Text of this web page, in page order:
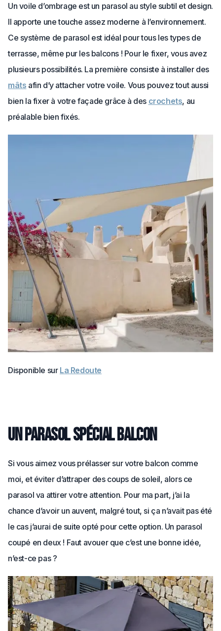
Un voile d’ombrage est un parasol au style subtil et design.
Il apporte une touche assez moderne à l’environnement.
Ce système de parasol est idéal pour tous les types de
terrasse, même pur les balcons ! Pour le fixer, vous avez
plusieurs possibilités. La première consiste à installer des
mâts afin d’y attacher votre voile. Vous pouvez tout aussi
bien la fixer à votre façade grâce à des crochets, au
préalable bien fixés.
Disponible sur La Redoute
Un parasol spécial balcon
Si vous aimez vous prélasser sur votre balcon comme
moi, et éviter d’attraper des coups de soleil, alors ce
parasol va attirer votre attention. Pour ma part, j’ai la
chance d’avoir un auvent, malgré tout, si ça n’avait pas été
le cas j’aurai de suite opté pour cette option. Un parasol
coupé en deux ! Faut avouer que c’est une bonne idée,
n’est-ce pas ?